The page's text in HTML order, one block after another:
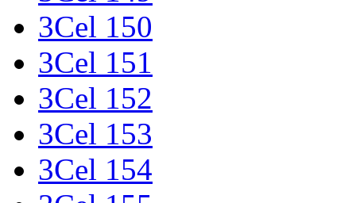
3Cel 150
3Cel 151
3Cel 152
3Cel 153
3Cel 154